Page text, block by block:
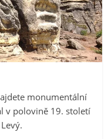
monumentální
v polovině 19. století